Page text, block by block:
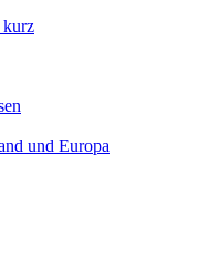
kurz
und Europa